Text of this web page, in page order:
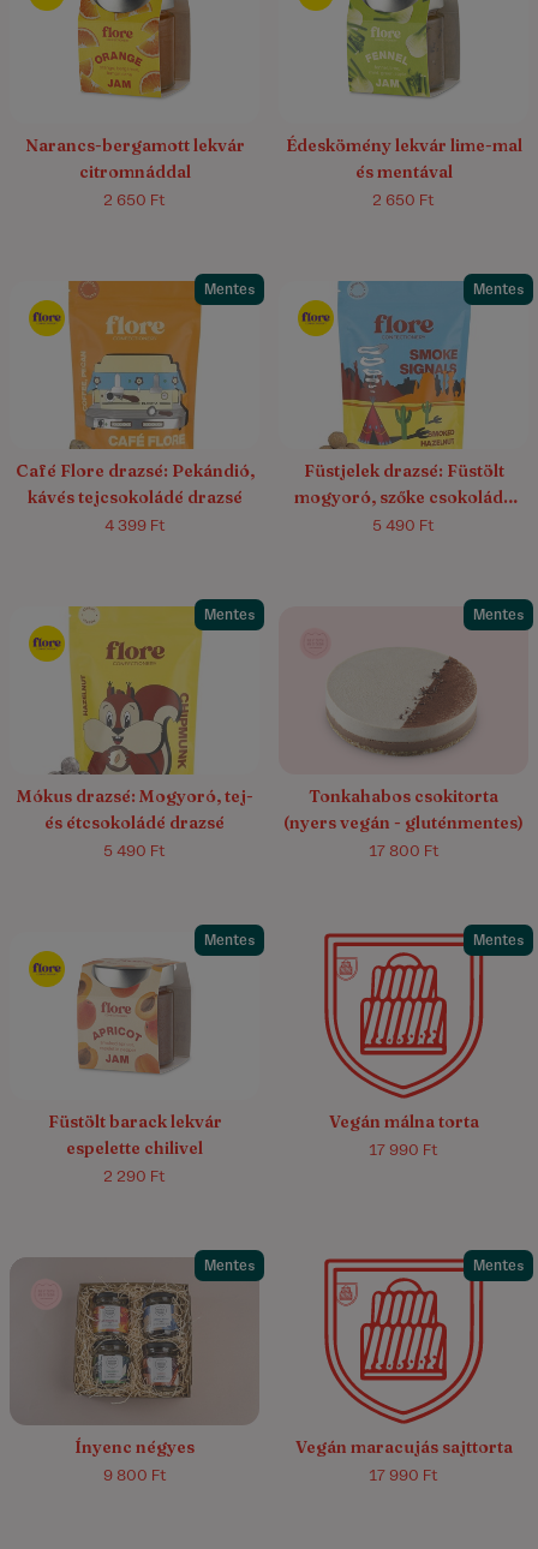
Narancs-bergamott lekvár
citromnáddal
2 650 Ft
Édeskömény lekvár lime-mal
és mentával
2 650 Ft
Mentes
Café Flore drazsé: Pekándió,
kávés tejcsokoládé drazsé
4 399 Ft
Mentes
Füstjelek drazsé: Füstölt
mogyoró, szőke csokoládé
drazsé
5 490 Ft
Mentes
Mókus drazsé: Mogyoró, tej-
és étcsokoládé drazsé
5 490 Ft
Mentes
Tonkahabos csokitorta
(nyers vegán - gluténmentes)
17 800 Ft
Mentes
Füstölt barack lekvár
espelette chilivel
2 290 Ft
Mentes
5.0/5 (5)
Vegán málna torta
17 990 Ft
Mentes
Ínyenc négyes
9 800 Ft
Mentes
4.5/5 (4)
Vegán maracujás sajttorta
17 990 Ft